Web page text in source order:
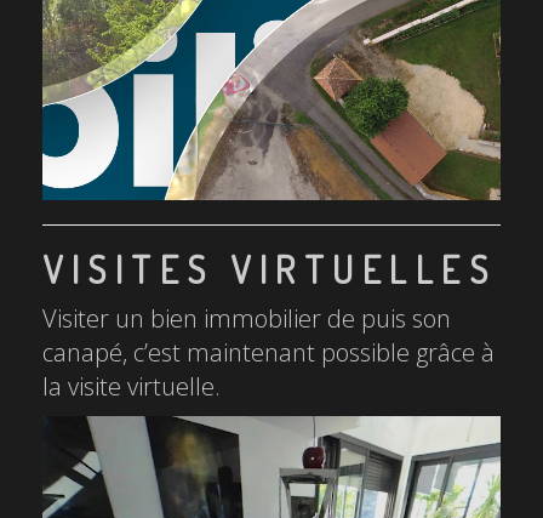
VISITES VIRTUELLES
Visiter un bien immobilier de puis son
canapé, c’est maintenant possible grâce à
la visite virtuelle.